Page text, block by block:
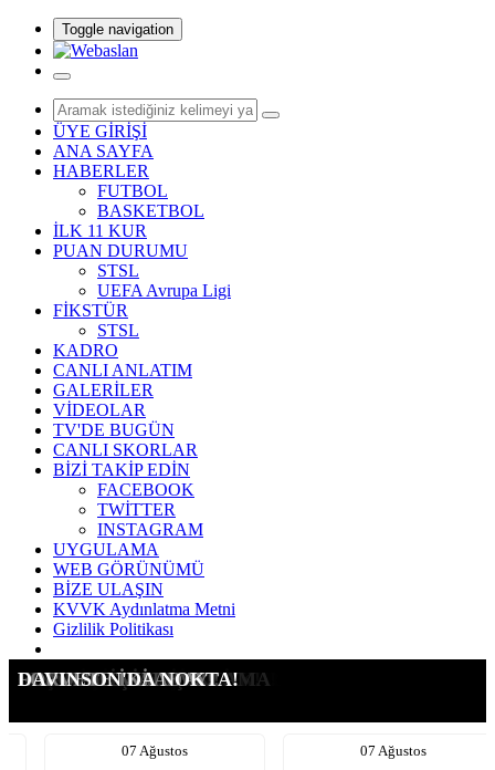
Toggle navigation
ÜYE GİRİŞİ
ANA SAYFA
HABERLER
FUTBOL
BASKETBOL
İLK 11 KUR
PUAN DURUMU
STSL
UEFA Avrupa Ligi
FİKSTÜR
STSL
KADRO
CANLI ANLATIM
GALERİLER
VİDEOLAR
TV'DE BUGÜN
CANLI SKORLAR
BİZİ TAKİP EDİN
FACEBOOK
TWİTTER
INSTAGRAM
UYGULAMA
WEB GÖRÜNÜMÜ
BİZE ULAŞIN
KVVK Aydınlatma Metni
Gizlilik Politikası
G.SARAY İÇİN ŞOK KARAR
LEAO İÇİN ATEŞİ YAKTIK!
ICARDI'YE YENİ TALİP
SUÇ DUYURUSU YAPTIK!
G.SARAY İÇİN AÇIKLAMA
LEAO ALEV ALEV!!!!
FORVETE İKİ ADAY!
DAVINSON'DA NOKTA!
07 Ağustos 07 Ağustos